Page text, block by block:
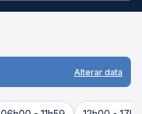
Alterar data